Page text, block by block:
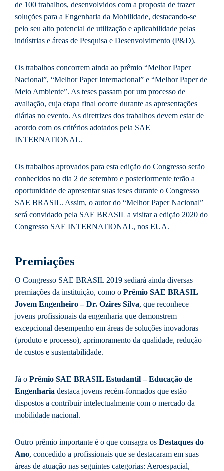
de 100 trabalhos, desenvolvidos com a proposta de trazer
soluções para a Engenharia da Mobilidade, destacando-se
pelo seu alto potencial de utilização e aplicabilidade pelas
indústrias e áreas de Pesquisa e Desenvolvimento (P&D).
Os trabalhos concorrem ainda ao prêmio “Melhor Paper
Nacional”, “Melhor Paper Internacional” e “Melhor Paper de
Meio Ambiente”. As teses passam por um processo de
avaliação, cuja etapa final ocorre durante as apresentações
diárias no evento. As diretrizes dos trabalhos devem estar de
acordo com os critérios adotados pela SAE
INTERNATIONAL.
Os trabalhos aprovados para esta edição do Congresso serão
conhecidos no dia 2 de setembro e posteriormente terão a
oportunidade de apresentar suas teses durante o Congresso
SAE BRASIL. Assim, o autor do “Melhor Paper Nacional”
será convidado pela SAE BRASIL a visitar a edição 2020 do
Congresso SAE INTERNATIONAL, nos EUA.
Premiações
O Congresso SAE BRASIL 2019 sediará ainda diversas
premiações da instituição, como o Prêmio SAE BRASIL
Jovem Engenheiro – Dr. Ozires Silva, que reconhece
jovens profissionais da engenharia que demonstrem
excepcional desempenho em áreas de soluções inovadoras
(produto e processo), aprimoramento da qualidade, redução
de custos e sustentabilidade.
Já o Prêmio SAE BRASIL Estudantil – Educação de
Engenharia destaca jovens recém-formados que estão
dispostos a contribuir intelectualmente com o mercado da
mobilidade nacional.
Outro prêmio importante é o que consagra os Destaques do
Ano, concedido a profissionais que se destacaram em suas
áreas de atuação nas seguintes categorias: Aeroespacial,